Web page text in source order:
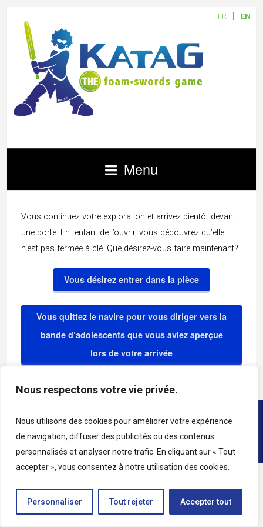
Nous respectons votre vie privée.
Nous utilisons des cookies pour améliorer votre expérience
de navigation, diffuser des publicités ou des contenus
personnalisés et analyser notre trafic. En cliquant sur « Tout
accepter », vous consentez à notre utilisation des cookies.
Personnaliser Tout rejeter Accepter tout
FR EN
Menu
Vous continuez votre exploration et arrivez bientôt devant
une porte. En tentant de l’ouvrir, vous découvrez qu’elle
n’est pas fermée à clé. Que désirez-vous faire maintenant?
Vous désirez entrer dans la pièce
Vous quittez le navire pour vous diriger vers la
bande d’adolescents que vous aviez aperçue
lors de votre arrivée
Copyright © 2026 • All rights reserved • Katag